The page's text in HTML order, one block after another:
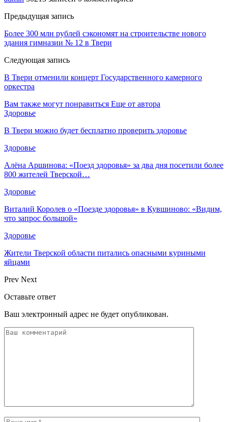
Предыдущая запись
Более 300 млн рублей сэкономят на строительстве нового
здания гимназии № 12 в Твери
Следующая запись
В Твери отменили концерт Государственного камерного
оркестра
Вам также могут понравиться Еще от автора
Здоровье
В Твери можно будет бесплатно проверить здоровье
Здоровье
Алёна Аршинова: «Поезд здоровья» за два дня посетили более
800 жителей Тверской…
Здоровье
Виталий Королев о «Поезде здоровья» в Кувшиново: «Видим,
что запрос большой»
Здоровье
Жители Тверской области питались опасными куриными
яйцами
Prev Next
Оставьте ответ
Ваш электронный адрес не будет опубликован.